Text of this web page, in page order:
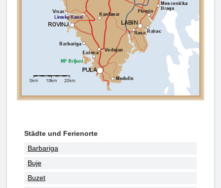
Städte und Ferienorte
Barbariga
Buje
Buzet